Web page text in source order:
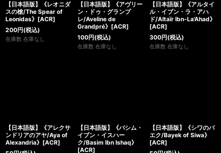
【日本語版】《レオニダ
スの槍/The Spear of
Leonidas》[ACR]
200円(税込)
在庫数 在庫なし
【日本語版】《アヴリー
ン・ドゥ・グランプ
レ/Aveline de
Grandpré》[ACR]
100円(税込)
在庫数 在庫なし
【日本語版】《アルタイ
ル・イブン・ラ・アハ
ド/Altaïr Ibn-La'Ahad》
[ACR]
300円(税込)
在庫数 在庫なし
【日本語版】《アレクサ
ンドリアのアヤ/Aya of
Alexandria》[ACR]
【日本語版】《バシム・
イブン・イスハー
ク/Basim Ibn Ishaq》
[ACR]
【日本語版】《シワのバ
エク/Bayek of Siwa》
[ACR]